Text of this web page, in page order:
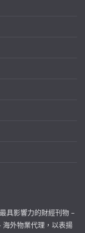
具影響力的財經刊物 –
外物業代理，以表揚